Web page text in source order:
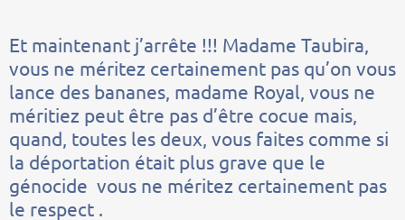
Et maintenant j’arrête !!! Madame Taubira,
vous ne méritez certainement pas qu’on vous
lance des bananes, madame Royal, vous ne
méritiez peut être pas d’être cocue mais,
quand, toutes les deux, vous faites comme si
la déportation était plus grave que le
génocide vous ne méritez certainement pas
le respect .